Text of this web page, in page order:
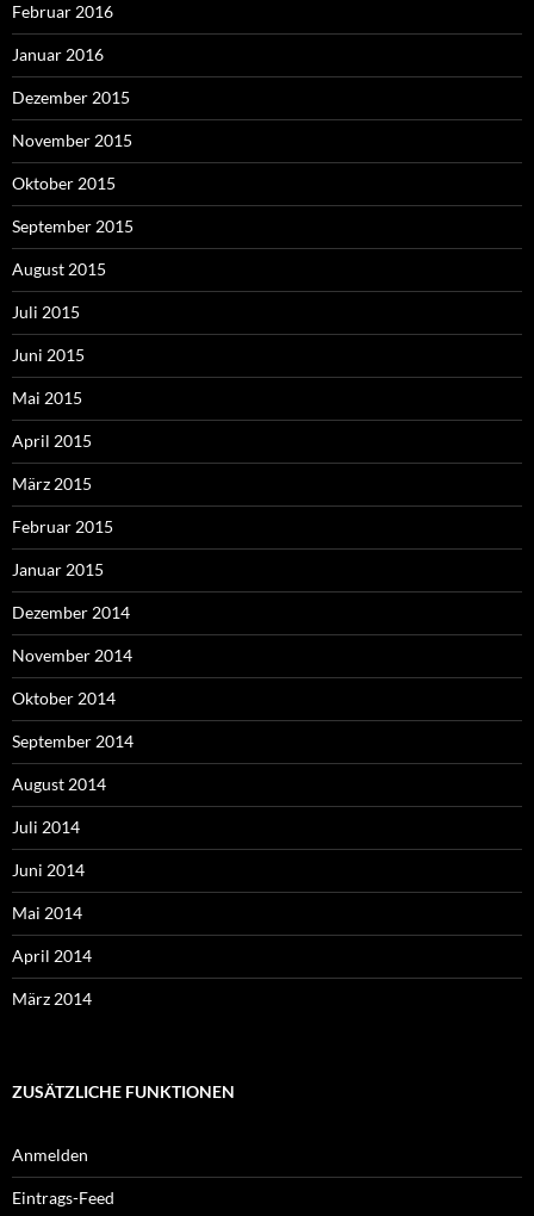
Februar 2016
Januar 2016
Dezember 2015
November 2015
Oktober 2015
September 2015
August 2015
Juli 2015
Juni 2015
Mai 2015
April 2015
März 2015
Februar 2015
Januar 2015
Dezember 2014
November 2014
Oktober 2014
September 2014
August 2014
Juli 2014
Juni 2014
Mai 2014
April 2014
März 2014
ZUSÄTZLICHE FUNKTIONEN
Anmelden
Eintrags-Feed